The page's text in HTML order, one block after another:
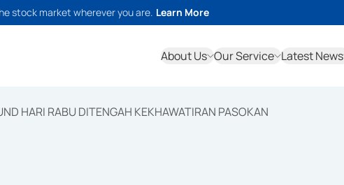
stock market wherever you are. Learn More
About Us Our Service Latest News
HARI RABU DITENGAH KEKHAWATIRAN PASOKAN